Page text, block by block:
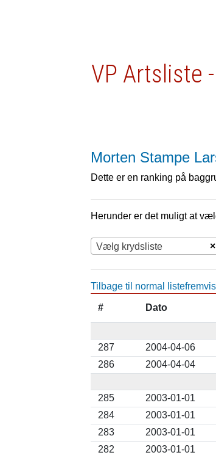
VP Artsliste
Morten Stampe
Dette er en ranking på
Herunder er det muligt at
×
Vælg krydsliste
Tilbage til normal
# Dato
287
2004-04-06
286
2004-04-04
285
2003-01-01
284
2003-01-01
283
2003-01-01
282
2003-01-01